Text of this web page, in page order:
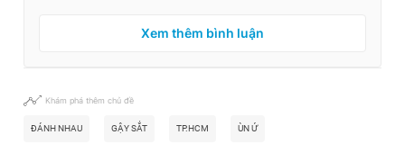
Xem thêm bình luận
Khám phá thêm chủ đề
ĐÁNH NHAU GẬY SẮT TP.HCM ÙN Ứ